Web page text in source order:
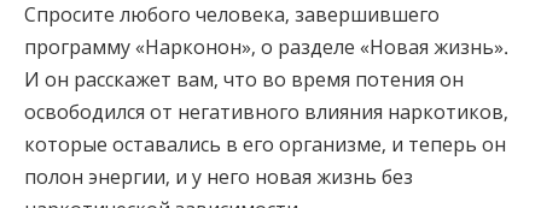
Спросите любого человека, завершившего
программу «Нарконон», о разделе «Новая жизнь».
И он расскажет вам, что во время потения он
освободился от негативного влияния наркотиков,
которые оставались в его организме, и теперь он
полон энергии, и у него новая жизнь без